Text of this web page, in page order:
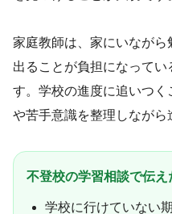
家庭教師は、家にいなが
出ることが負担になって
す。学校の進度に追いつ
や苦手意識を整理しながら
不登校の学習相談で伝え
学校に行けていない